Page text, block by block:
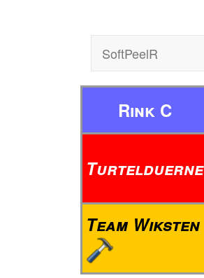
SoftPeelR
Rink C
Turtelduerne
Team Wiksten